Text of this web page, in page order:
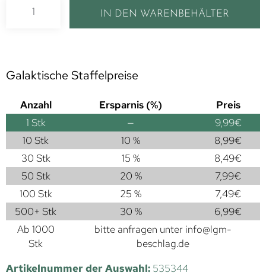
IN DEN WARENBEHÄLTER
Galaktische Staffelpreise
Anzahl Ersparnis (%)
Preis
1 Stk — 9,99€
10 Stk
10 % 8,99€
30 Stk
15 % 8,49€
50 Stk
20 % 7,99€
100 Stk
25 % 7,49€
500+ Stk
30 % 6,99€
Ab 1000
Stk
bitte anfragen unter info@lgm-
beschlag.de
Artikelnummer der Auswahl: 535344